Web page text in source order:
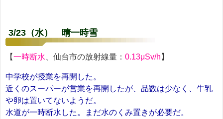
3/23（水） 晴一時雪
【一時断水 、仙台市の放射線量： 0.13μSv/h 】
中学校が授業を再開した。
近くのスーパーが営業を再開したが、品数は少なく、牛乳
や卵は置いてないようだ。
水道が一時断水した。まだ水のくみ置きが必要だ。